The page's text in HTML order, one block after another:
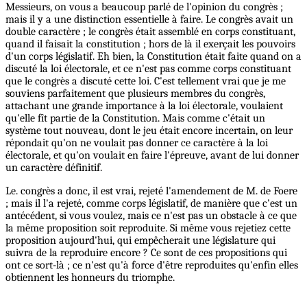
Messieurs, on vous a beaucoup parlé de l'opinion du congrès ;
mais il y a une distinction essentielle à faire. Le congrès avait un
double caractère ; le congrès était assemblé en corps constituant,
quand il faisait la constitution ; hors de là il exerçait les pouvoirs
d'un corps législatif. Eh bien, la Constitution était faite quand on a
discuté la loi électorale, et ce n'est pas comme corps constituant
que le congrès a discuté cette loi. C'est tellement vrai que je me
souviens parfaitement que plusieurs membres du congrès,
attachant une grande importance à la loi électorale, voulaient
qu'elle fît partie de la Constitution. Mais comme c'était un
système tout nouveau, dont le jeu était encore incertain, on leur
répondait qu'on ne voulait pas donner ce caractère à la loi
électorale, et qu'on voulait en faire l'épreuve, avant de lui donner
un caractère définitif.
Le. congrès a donc, il est vrai, rejeté l'amendement de M. de Foere
; mais il l'a rejeté, comme corps législatif, de manière que c'est un
antécédent, si vous voulez, mais ce n'est pas un obstacle à ce que
la même proposition soit reproduite. Si même vous rejetiez cette
proposition aujourd'hui, qui empêcherait une législature qui
suivra de la reproduire encore ? Ce sont de ces propositions qui
ont ce sort-là ; ce n'est qu'à force d'être reproduites qu'enfin elles
obtiennent les honneurs du triomphe.